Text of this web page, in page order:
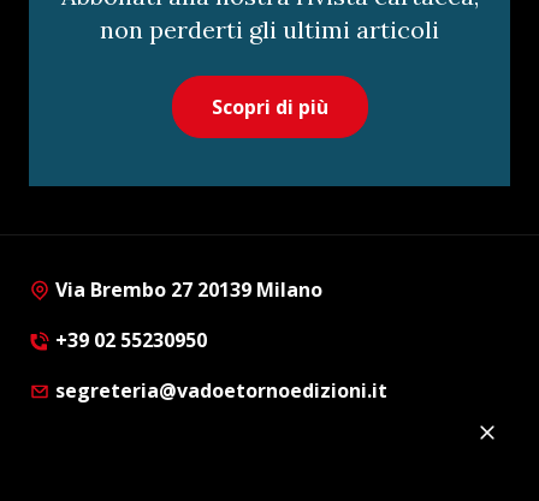
non perderti gli ultimi articoli
Scopri di più
Via Brembo 27 20139 Milano
+39 02 55230950
segreteria@vadoetornoedizioni.it